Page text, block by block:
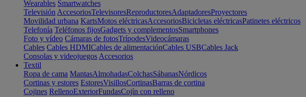
Wearables Smartwatches
Televisión AccesoriosTelevisoresReproductoresAdaptadoresProyectores
Movilidad urbana KartsMotos eléctricasAccesoriosBicicletas eléctricasPatinetes eléctricos
Telefonía Teléfonos fijosGadgets y complementosSmartphones
Foto y vídeo Cámaras de fotosTrípodesVideocámaras
Cables Cables HDMICables de alimentaciónCables USBCables Jack
Consolas y videojuegos Accesorios
Textil
Ropa de cama MantasAlmohadasColchasSábanasNórdicos
Cortinas y estores EstoresVisillosCortinasBarras de cortina
Cojines RellenoExteriorFundasCojín con relleno